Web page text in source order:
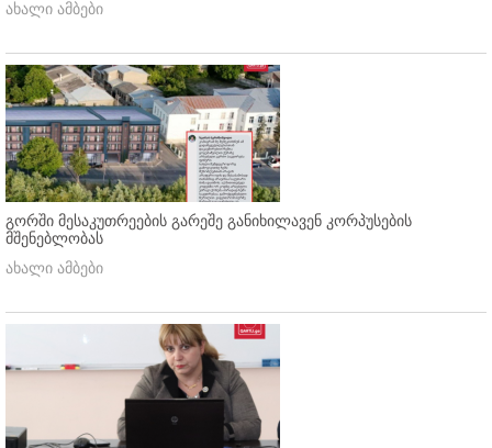
ახალი ამბები
გორში მესაკუთრეების გარეშე განიხილავენ კორპუსების
მშენებლობას
ახალი ამბები